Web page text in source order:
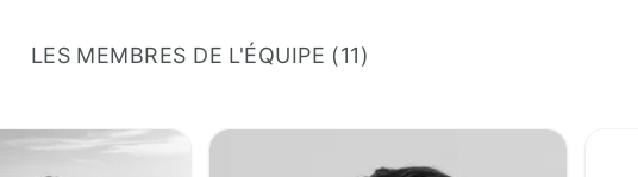
LES MEMBRES DE L'ÉQUIPE (11)